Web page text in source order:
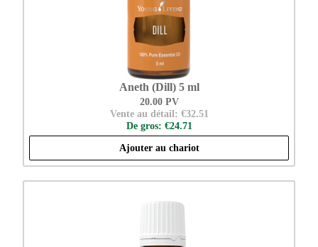
Aneth (Dill) 5 ml
20.00 PV
Vente au détail: €32.51
De gros: €24.71
Ajouter au chariot